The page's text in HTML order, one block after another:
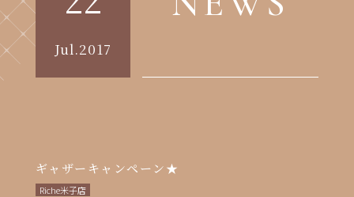
Jul.2017
ギャザーキャンペーン★
Riche米子店